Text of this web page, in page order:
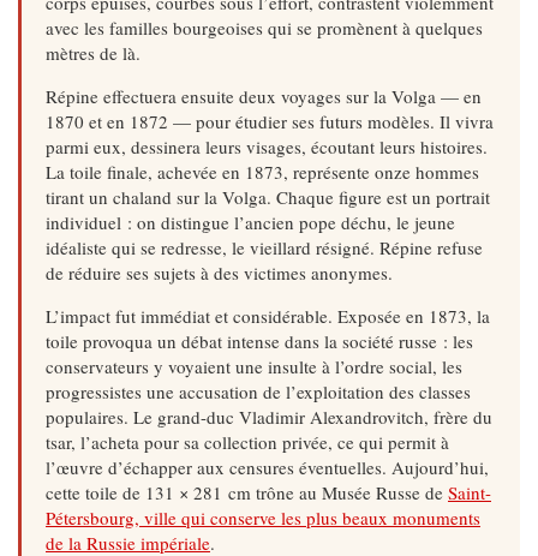
avec les familles bourgeoises qui se promènent à quelques
mètres de là.
Répine effectuera ensuite deux voyages sur la Volga — en
1870 et en 1872 — pour étudier ses futurs modèles. Il vivra
parmi eux, dessinera leurs visages, écoutant leurs histoires.
La toile finale, achevée en 1873, représente onze hommes
tirant un chaland sur la Volga. Chaque figure est un portrait
individuel : on distingue l’ancien pope déchu, le jeune
idéaliste qui se redresse, le vieillard résigné. Répine refuse
de réduire ses sujets à des vic­times anonymes.
L’impact fut immédiat et considérable. Exposée en 1873, la
toile provoqua un débat intense dans la société russe : les
conservateurs y voyaient une insulte à l’ordre social, les
progressistes une acc­usation de l’exploitation des classes
populaires. Le grand-duc Vladimir Alexandrovitch, frère du
tsar, l’acheta pour sa collection privée, ce qui permit à
l’œuvre d’échapper aux censures éventuelles. Aujourd’hui,
cette toile de 131 × 281 cm trône au Musée Russe de Saint-
Pétersbourg, ville qui conserve les plus beaux monuments
de la Russie impériale.